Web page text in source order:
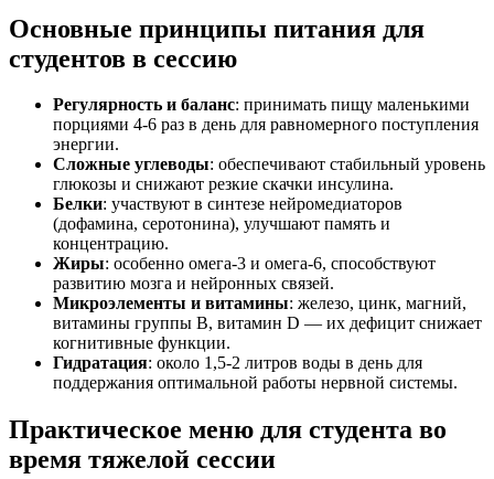
Основные принципы питания для
студентов в сессию
Регулярность и баланс: принимать пищу маленькими
порциями 4-6 раз в день для равномерного поступления
энергии.
Сложные углеводы: обеспечивают стабильный уровень
глюкозы и снижают резкие скачки инсулина.
Белки: участвуют в синтезе нейромедиаторов
(дофамина, серотонина), улучшают память и
концентрацию.
Жиры: особенно омега-3 и омега-6, способствуют
развитию мозга и нейронных связей.
Микроэлементы и витамины: железо, цинк, магний,
витамины группы B, витамин D — их дефицит снижает
когнитивные функции.
Гидратация: около 1,5-2 литров воды в день для
поддержания оптимальной работы нервной системы.
Практическое меню для студента во
время тяжелой сессии